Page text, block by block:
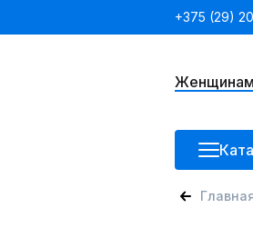
+375 (29)
Женщинам